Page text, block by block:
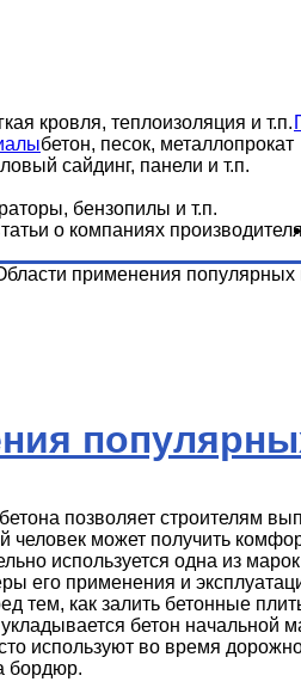
кровля, теплоизоляция и т.п.
бетон, песок, металлопрокат
сайдинг, панели и т.п.
бензопилы и т.п.
о компаниях
применения популярных
позволяет строителям
может получить
используется одна из
его применения и
тем, как залить бетонные
бетон начальной
используют во время
бордюр.